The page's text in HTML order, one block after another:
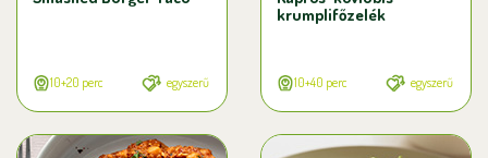
10+20 perc egyszerű
krumplifőzelék
10+40 perc egyszerű